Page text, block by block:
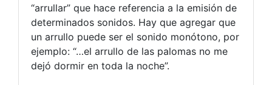
“arrullar” que hace referencia a la emisión de
determinados sonidos. Hay que agregar que
un arrullo puede ser el sonido monótono, por
ejemplo: “…el arrullo de las palomas no me
dejó dormir en toda la noche”.